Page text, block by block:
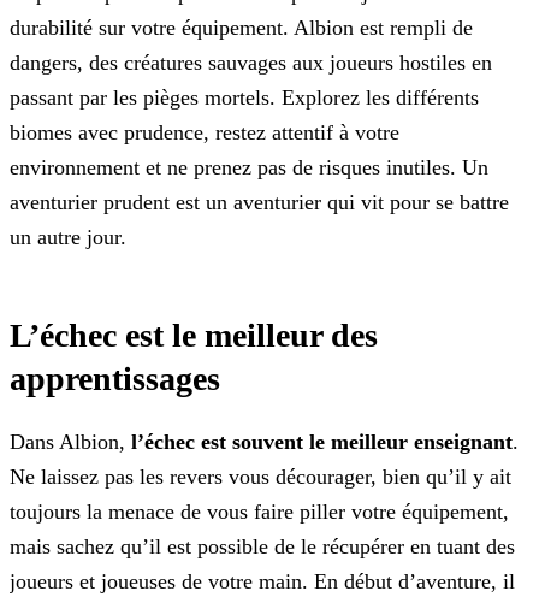
durabilité sur votre équipement. Albion est rempli de
dangers, des créatures sauvages aux joueurs hostiles en
passant par les pièges mortels. Explorez les différents
biomes avec prudence, restez attentif à votre
environnement et ne prenez pas de risques inutiles. Un
aventurier prudent est un aventurier qui vit pour se battre
un autre jour.
L’échec est le meilleur des
apprentissages
Dans Albion, l’échec est souvent le meilleur enseignant.
Ne laissez pas les revers vous décourager, bien qu’il y ait
toujours la menace de vous faire piller votre équipement,
mais sachez qu’il est possible de le récupérer en tuant des
joueurs et joueuses de votre main. En début d’aventure, il